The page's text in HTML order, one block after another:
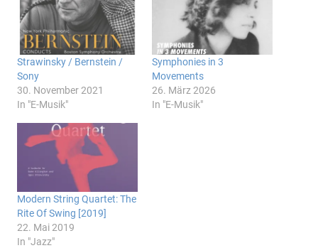
Strawinsky / Bernstein /
Sony
30. November 2021
In "E-Musik"
Symphonies in 3
Movements
26. März 2026
In "E-Musik"
Modern String Quartet: The
Rite Of Swing [2019]
22. Mai 2019
In "Jazz"